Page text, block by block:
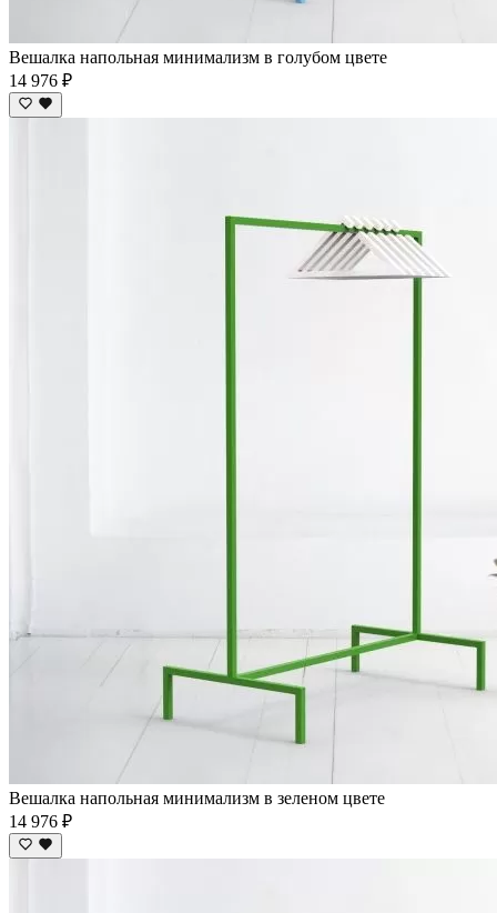
Вешалка напольная минимализм в голубом цвете
14 976 ₽
Вешалка напольная минимализм в зеленом цвете
14 976 ₽